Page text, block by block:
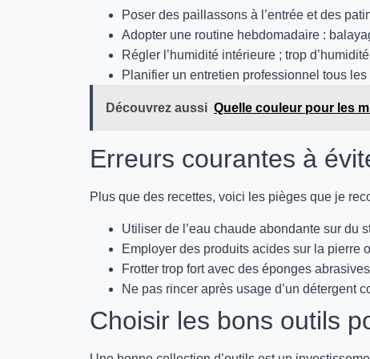
Poser des paillassons à l’entrée et des
Adopter une routine hebdomadaire :
Régler l’humidité intérieure ; trop
Planifier un entretien professionnel tous
Découvrez aussi Quelle couleur pour les
Erreurs courantes à
Plus que des recettes, voici les pièges que je
Utiliser de l’eau chaude abondante sur du
Employer des produits acides sur la pierre
Frotter trop fort avec des éponges
Ne pas rincer après usage d’un détergent
Choisir les bons outils